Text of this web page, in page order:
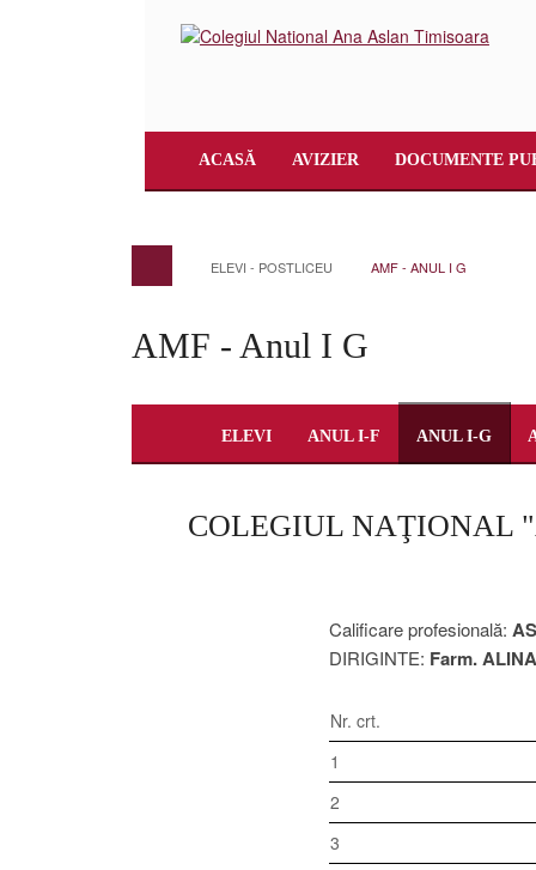
ACASĂ AVIZIER DOCUMENTE
ELEVI - POSTLICEU AMF - ANUL I G
AMF - Anul I G
ELEVI ANUL I-F ANUL I-G
COLEGIUL NAŢIONAL
Calificare profesională:
DIRIGINTE: Farm.
Nr. crt.
1
2
3